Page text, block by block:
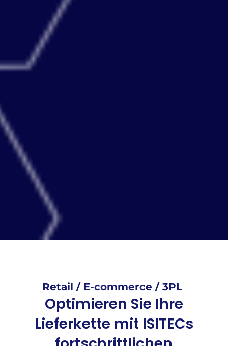
Retail / E-commerce / 3PL
Optimieren Sie Ihre
Lieferkette mit ISITECs